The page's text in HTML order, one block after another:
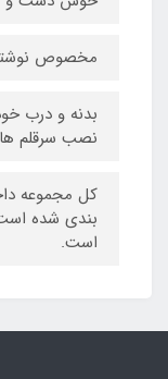
مخصوص
بدنه و درب
نصب سرقلم
کل مجموعه
بندی شده
است.